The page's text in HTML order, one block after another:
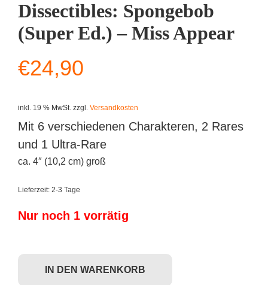
Dissectibles: Spongebob
(Super Ed.) – Miss Appear
€24,90
inkl. 19 % MwSt. zzgl. Versandkosten
Mit 6 verschiedenen Charakteren, 2 Rares
und 1 Ultra-Rare
ca. 4″ (10,2 cm) groß
Lieferzeit: 2-3 Tage
Nur noch 1 vorrätig
IN DEN WARENKORB